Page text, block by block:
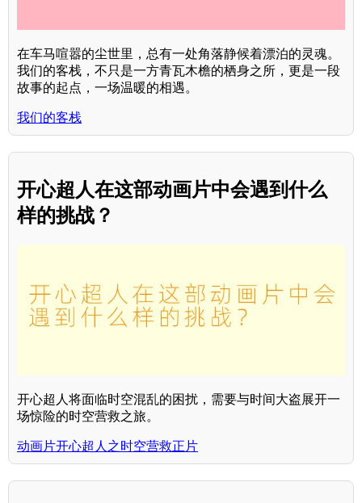
在车马喧嚣的尘世里，总有一处角落静候着漂泊的灵魂。
我们的客栈，不只是一方青瓦木檐的栖身之所，更是一段
故事的起点，一场温暖的相遇。
我们的客栈
开心超人在这部动画片中会遇到什么
样的挑战？
开心超人将面临时空混乱的困扰，需要与时间大盗展开一
场惊险的时空营救之旅。
动画片开心超人之时空营救正片